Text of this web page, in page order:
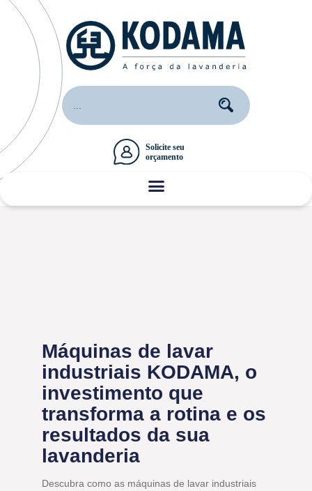
Máquinas de lavar
industriais KODAMA, o
investimento que
transforma a rotina e os
resultados da sua
lavanderia
Descubra como as máquinas de lavar industriais